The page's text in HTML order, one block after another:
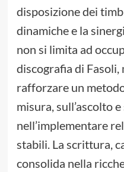
disposizione dei
dinamiche e la
non si limita ad
discografia di Fasoli,
rafforzare un
misura, sull’ascolto
nell’implementare
stabili. La scrittura,
consolida nella